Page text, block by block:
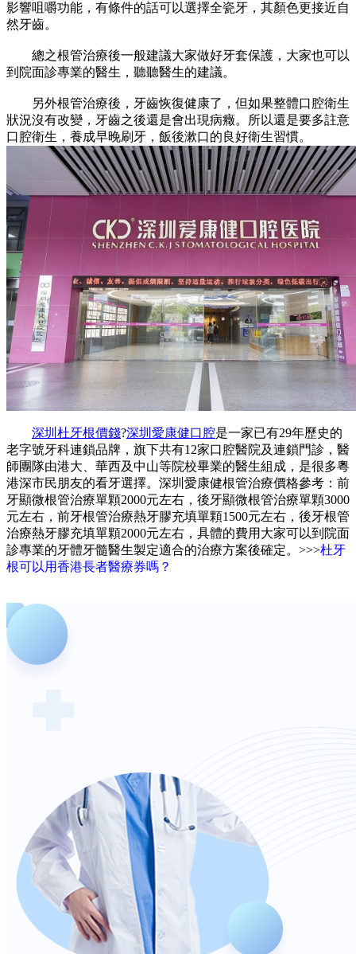
影響咀嚼功能，有條件的話可以選擇全瓷牙，其顏色更接近自
然牙齒。
總之根管治療後一般建議大家做好牙套保護，大家也可以
到院面診專業的醫生，聽聽醫生的建議。
另外根管治療後，牙齒恢復健康了，但如果整體口腔衛生
狀況沒有改變，牙齒之後還是會出現病癥。所以還是要多註意
口腔衛生，養成早晚刷牙，飯後漱口的良好衛生習慣。
深圳杜牙根價錢?深圳愛康健口腔是一家已有29年歷史的
老字號牙科連鎖品牌，旗下共有12家口腔醫院及連鎖門診，醫
師團隊由港大、華西及中山等院校畢業的醫生組成，是很多粵
港深市民朋友的看牙選擇。深圳愛康健根管治療價格參考：前
牙顯微根管治療單顆2000元左右，後牙顯微根管治療單顆3000
元左右，前牙根管治療熱牙膠充填單顆1500元左右，後牙根管
治療熱牙膠充填單顆2000元左右，具體的費用大家可以到院面
診專業的牙體牙髓醫生製定適合的治療方案後確定。>>>杜牙
根可以用香港長者醫療券嗎？